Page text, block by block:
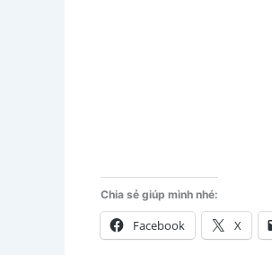
Chia sẻ giúp mình nhé:
Facebook X